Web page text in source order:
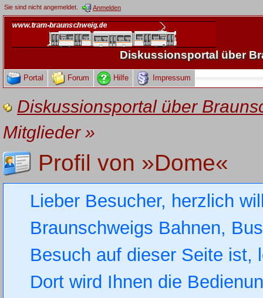
Sie sind nicht angemeldet. Anmelden
Diskussionsportal über
Portal Forum Hilfe Impressum
Diskussionsportal über
Mitglieder»
Profil von »Dome«
Lieber Besucher, herzlich
Braunschweigs Bahnen,
Besuch auf dieser Seite
Dort wird Ihnen die